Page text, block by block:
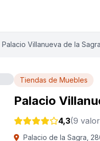
Palacio Villanueva de la Sagra
Tiendas de Muebles
Palacio
4,3(9
Palacio de la Sagra,